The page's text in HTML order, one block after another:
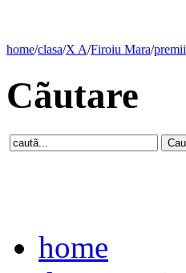
home/clasa/X A/Firoiu Mara/premii
Cãutare
home